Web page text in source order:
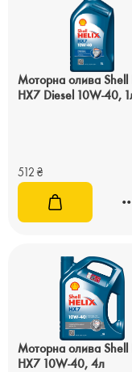
Моторна олива Shell
HX7 Diesel 10W-40,
512 ₴
Моторна олива Shell
HX7 10W-40, 4л